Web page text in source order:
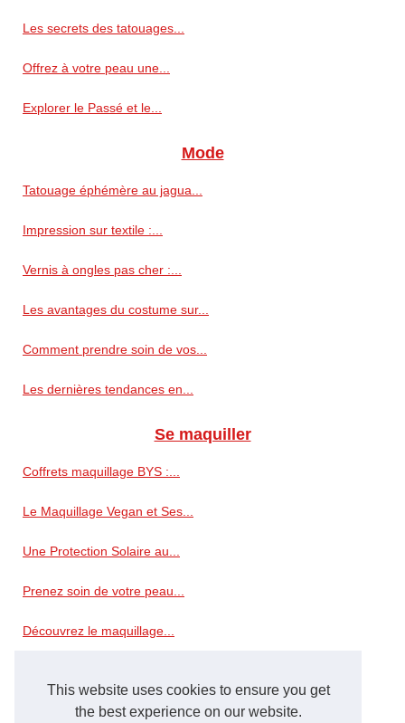
This website uses cookies to ensure you get
the best experience on our website.
Les secrets des tatouages...
Offrez à votre peau une...
Explorer le Passé et le...
Mode
Tatouage éphémère au jagua...
Impression sur textile :...
Vernis à ongles pas cher :...
Les avantages du costume sur...
Comment prendre soin de vos...
Les dernières tendances en...
Se maquiller
Coffrets maquillage BYS :...
Le Maquillage Vegan et Ses...
Une Protection Solaire au...
Prenez soin de votre peau...
Découvrez le maquillage...
Trouvez votre Calendrier de...